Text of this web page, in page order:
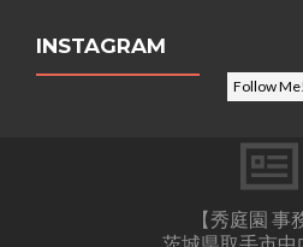
INSTAGRAM
Follow Me!
【秀庭園 事